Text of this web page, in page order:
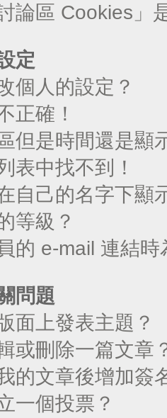
論區 Cookies」
定
個人的設定？
正確！
但是時間還是顯
表中找不到！
自己的名字下顯
等級？
的 e-mail 連結
問題
面上發表主題？
或刪除一篇文章
的文章後增加簽
一個投票？